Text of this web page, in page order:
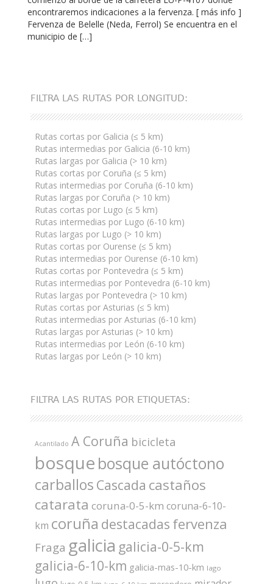
encontraremos indicaciones a la fervenza. [ más info ]
Fervenza de Belelle (Neda, Ferrol) Se encuentra en el
municipio de […]
FILTRA LAS RUTAS POR LONGITUD:
Rutas cortas por Galicia (≤ 5 km)
Rutas intermedias por Galicia (6-10 km)
Rutas largas por Galicia (> 10 km)
Rutas cortas por Coruña (≤ 5 km)
Rutas intermedias por Coruña (6-10 km)
Rutas largas por Coruña (> 10 km)
Rutas cortas por Lugo (≤ 5 km)
Rutas intermedias por Lugo (6-10 km)
Rutas largas por Lugo (> 10 km)
Rutas cortas por Ourense (≤ 5 km)
Rutas intermedias por Ourense (6-10 km)
Rutas cortas por Pontevedra (≤ 5 km)
Rutas intermedias por Pontevedra (6-10 km)
Rutas largas por Pontevedra (> 10 km)
Rutas cortas por Asturias (≤ 5 km)
Rutas intermedias por Asturias (6-10 km)
Rutas largas por Asturias (> 10 km)
Rutas intermedias por León (6-10 km)
Rutas largas por León (> 10 km)
FILTRA LAS RUTAS POR ETIQUETAS:
Acantilado A Coruña bicicleta
bosque bosque autóctono
carballos Cascada castaños
catarata coruna-0-5-km coruna-6-10-
km coruña destacadas fervenza
Fraga galicia galicia-0-5-km
galicia-6-10-km galicia-mas-10-km lago